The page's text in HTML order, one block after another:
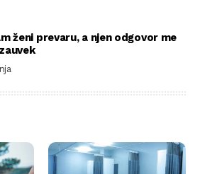
ženi prevaru, a njen odgovor me